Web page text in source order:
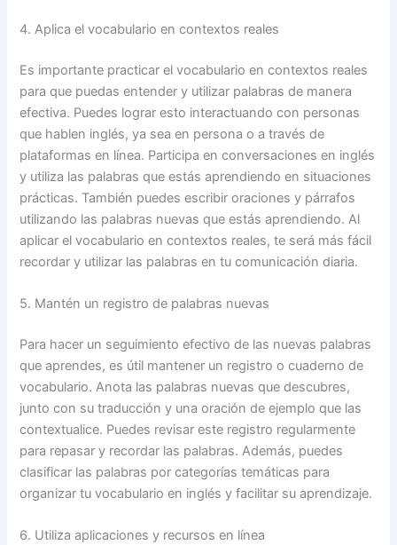
4. Aplica el vocabulario en contextos reales
Es importante practicar el vocabulario en contextos reales
para que puedas entender y utilizar palabras de manera
efectiva. Puedes lograr esto interactuando con personas
que hablen inglés, ya sea en persona o a través de
plataformas en línea. Participa en conversaciones en inglés
y utiliza las palabras que estás aprendiendo en situaciones
prácticas. También puedes escribir oraciones y párrafos
utilizando las palabras nuevas que estás aprendiendo. Al
aplicar el vocabulario en contextos reales, te será más fácil
recordar y utilizar las palabras en tu comunicación diaria.
5. Mantén un registro de palabras nuevas
Para hacer un seguimiento efectivo de las nuevas palabras
que aprendes, es útil mantener un registro o cuaderno de
vocabulario. Anota las palabras nuevas que descubres,
junto con su traducción y una oración de ejemplo que las
contextualice. Puedes revisar este registro regularmente
para repasar y recordar las palabras. Además, puedes
clasificar las palabras por categorías temáticas para
organizar tu vocabulario en inglés y facilitar su aprendizaje.
6. Utiliza aplicaciones y recursos en línea